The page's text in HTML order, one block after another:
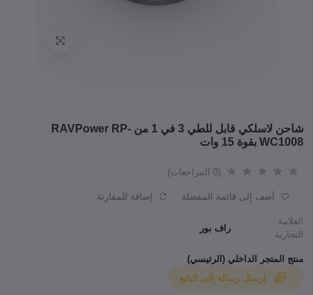
شاحن لاسلكي قابل للطي 3 في 1 من RAVPower RP-
WC1008 بقوة 15 وات
(0 المراجعات)
أضف إلى قائمة المفضلة إضافة للمقارنة
العلامة
التجارية
راف بور
منتج المتجر الداخلي (الرئيسي)